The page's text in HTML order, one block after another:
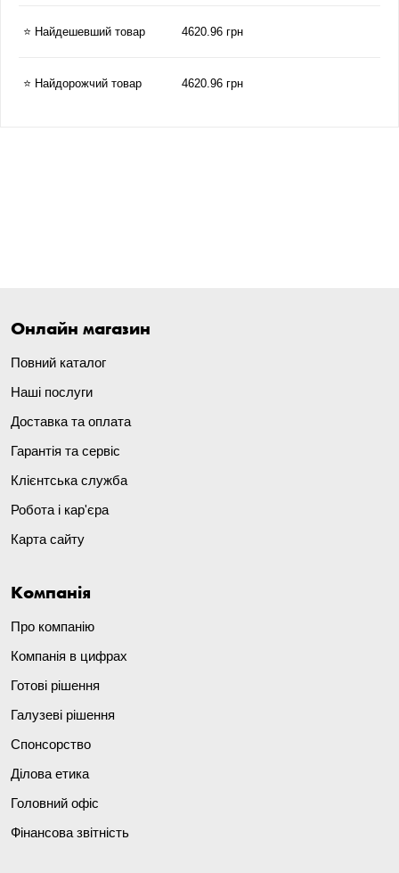
⭐ Найдешевший товар 4620.96 грн
⭐ Найдорожчий товар 4620.96 грн
Онлайн магазин
Повний каталог
Наші послуги
Доставка та оплата
Гарантія та сервіс
Клієнтська служба
Робота і кар'єра
Карта сайту
Компанія
Про компанію
Компанія в цифрах
Готові рішення
Галузеві рішення
Спонсорство
Ділова етика
Головний офіс
Фінансова звітність